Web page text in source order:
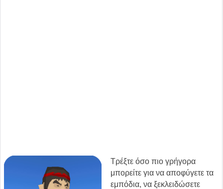
Τρέξτε όσο πιο γρήγορα
μπορείτε για να αποφύγετε τα
εμπόδια, να ξεκλειδώσετε